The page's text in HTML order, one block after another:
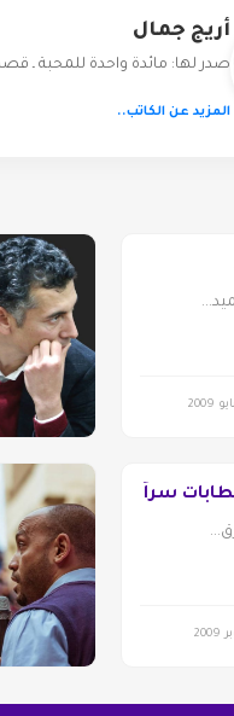
أريج جمال
صدر لها: مائدة واحدة للمحبة ـ قصص
المزيد عن الكاتب..
سراً